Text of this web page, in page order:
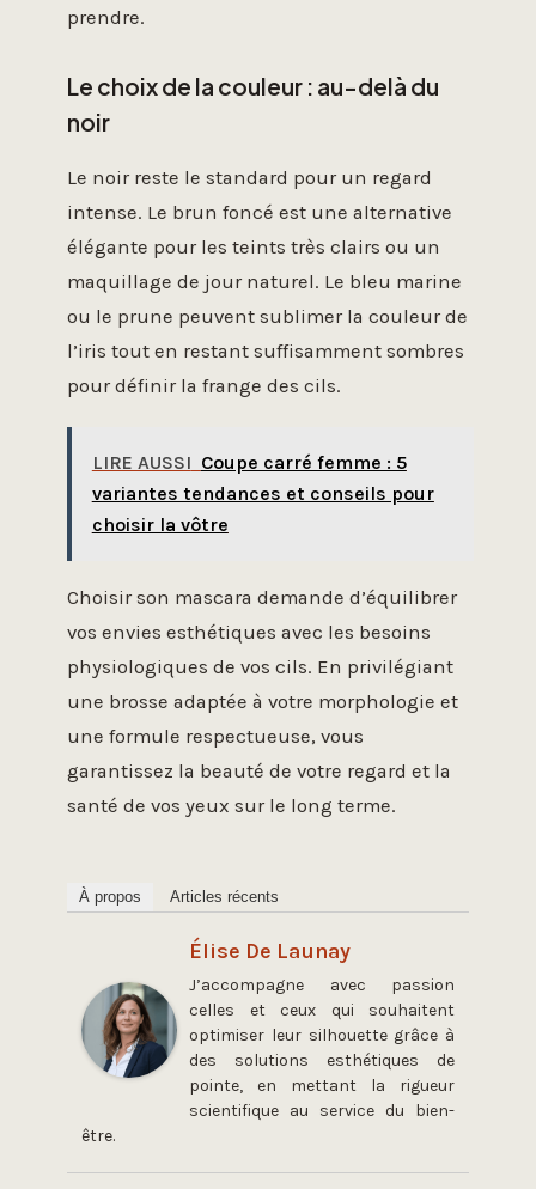
prendre.
Le choix de la couleur : au-delà du
noir
Le noir reste le standard pour un regard
intense. Le brun foncé est une alternative
élégante pour les teints très clairs ou un
maquillage de jour naturel. Le bleu marine
ou le prune peuvent sublimer la couleur de
l’iris tout en restant suffisamment sombres
pour définir la frange des cils.
LIRE AUSSI Coupe carré femme : 5
variantes tendances et conseils pour
choisir la vôtre
Choisir son mascara demande d’équilibrer
vos envies esthétiques avec les besoins
physiologiques de vos cils. En privilégiant
une brosse adaptée à votre morphologie et
une formule respectueuse, vous
garantissez la beauté de votre regard et la
santé de vos yeux sur le long terme.
À propos Articles récents
Élise De Launay
J’accompagne avec passion
celles et ceux qui souhaitent
optimiser leur silhouette grâce à
des solutions esthétiques de
pointe, en mettant la rigueur
scientifique au service du bien-
être.